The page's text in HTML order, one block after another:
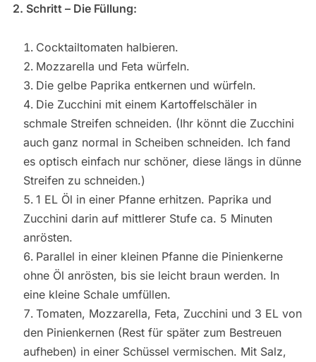
2. Schritt – Die Füllung:
Cocktailtomaten halbieren.
Mozzarella und Feta würfeln.
Die gelbe Paprika entkernen und würfeln.
Die Zucchini mit einem Kartoffelschäler in
schmale Streifen schneiden. (Ihr könnt die Zucchini
auch ganz normal in Scheiben schneiden. Ich fand
es optisch einfach nur schöner, diese längs in dünne
Streifen zu schneiden.)
1 EL Öl in einer Pfanne erhitzen. Paprika und
Zucchini darin auf mittlerer Stufe ca. 5 Minuten
anrösten.
Parallel in einer kleinen Pfanne die Pinienkerne
ohne Öl anrösten, bis sie leicht braun werden. In
eine kleine Schale umfüllen.
Tomaten, Mozzarella, Feta, Zucchini und 3 EL von
den Pinienkernen (Rest für später zum Bestreuen
aufheben) in einer Schüssel vermischen. Mit Salz,